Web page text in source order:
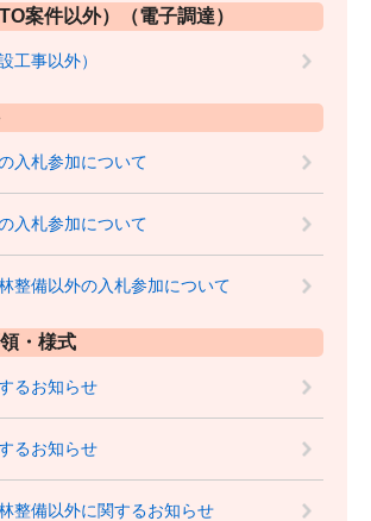
案件以外）（電子調達）
工事以外）
入札参加について
入札参加について
整備以外の入札参加について
・様式
るお知らせ
るお知らせ
整備以外に関するお知らせ